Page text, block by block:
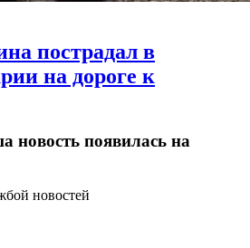
пострадал в
на дороге к
новость появилась на
новостей